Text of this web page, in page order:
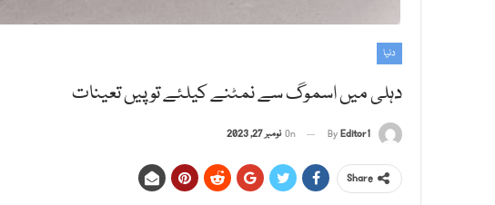
دنیا
دہلی میں اسموگ سے نمٹنے کیلئے توپیں تعینات
ByEditor1
On نومبر 27, 2023
Share